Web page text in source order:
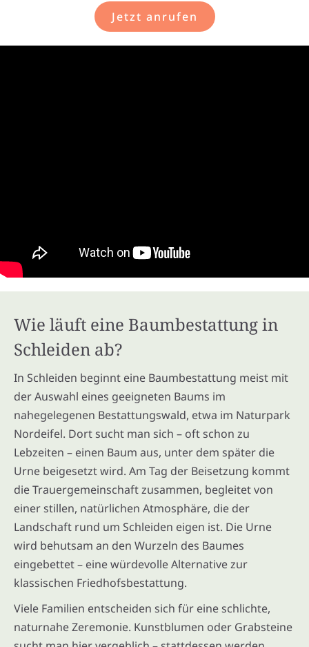
Jetzt anrufen
Wie läuft eine Baumbestattung in
Schleiden ab?
In Schleiden beginnt eine Baumbestattung meist mit
der Auswahl eines geeigneten Baums im
nahegelegenen Bestattungswald, etwa im Naturpark
Nordeifel. Dort sucht man sich – oft schon zu
Lebzeiten – einen Baum aus, unter dem später die
Urne beigesetzt wird. Am Tag der Beisetzung kommt
die Trauergemeinschaft zusammen, begleitet von
einer stillen, natürlichen Atmosphäre, die der
Landschaft rund um Schleiden eigen ist. Die Urne
wird behutsam an den Wurzeln des Baumes
eingebettet – eine würdevolle Alternative zur
klassischen Friedhofsbestattung.
Viele Familien entscheiden sich für eine schlichte,
naturnahe Zeremonie. Kunstblumen oder Grabsteine